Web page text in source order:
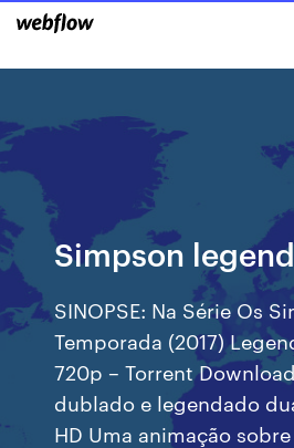
Simpson
SINOPSE: Na Série Os
Temporada (2017)
720p – Torrent
dublado e legendado
HD Uma animação